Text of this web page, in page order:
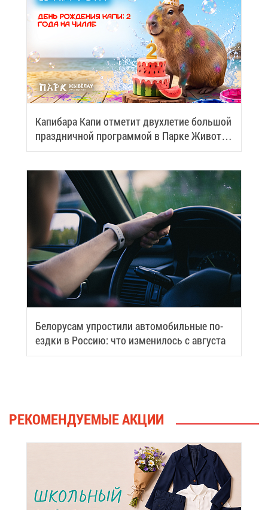
Ка­пи­ба­ра Ка­пи от­ме­тит двух­ле­тие боль­шой
празд­нич­ной про­грам­мой в Пар­ке Жи­вот­
ных
Бе­ло­ру­сам упро­сти­ли ав­то­мо­биль­ные по­
езд­ки в Рос­сию: что из­ме­ни­лось с ав­гу­ста
РЕ­КО­МЕН­ДУ­Е­МЫЕ АК­ЦИИ